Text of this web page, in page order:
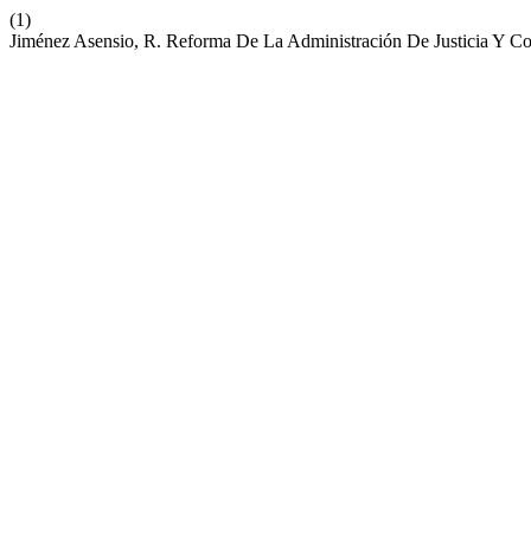
(1)
Jiménez Asensio, R. Reforma De La Administración De Justicia Y